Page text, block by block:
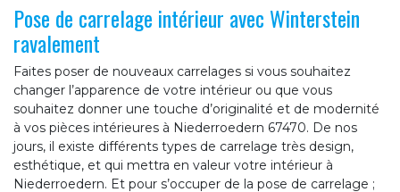
Pose de carrelage intérieur avec Winterstein
ravalement
Faites poser de nouveaux carrelages si vous souhaitez
changer l’apparence de votre intérieur ou que vous
souhaitez donner une touche d’originalité et de modernité
à vos pièces intérieures à Niederroedern 67470. De nos
jours, il existe différents types de carrelage très design,
esthétique, et qui mettra en valeur votre intérieur à
Niederroedern. Et pour s’occuper de la pose de carrelage ;